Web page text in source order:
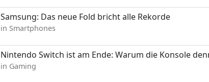
Samsung: Das neue Fold bricht alle Rekorde
in Smartphones
Nintendo Switch ist am Ende: Warum die Konsole
in Gaming